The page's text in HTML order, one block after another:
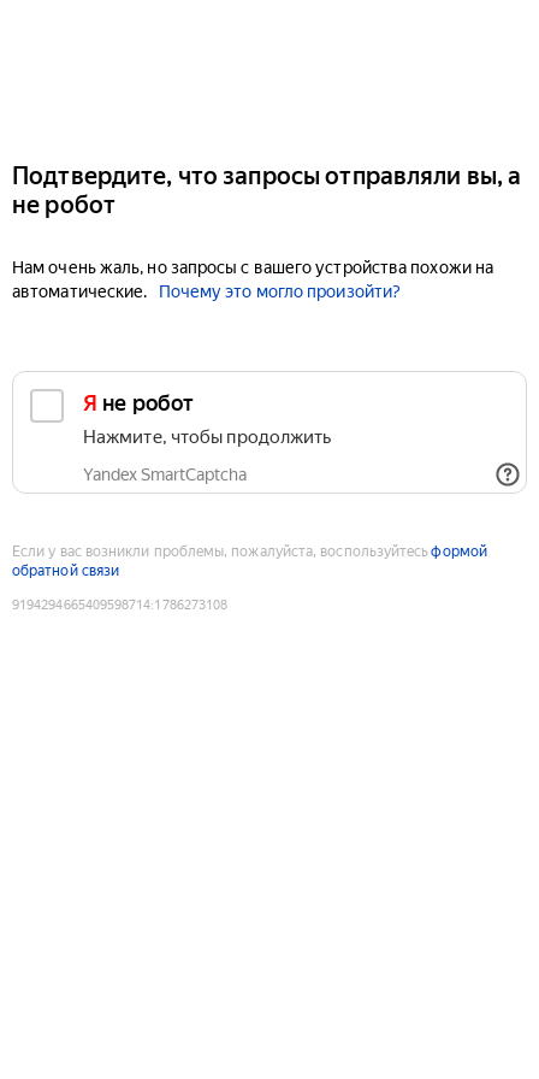
Подтвердите, что запросы отправляли вы, а
не робот
Нам очень жаль, но запросы с вашего устройства похожи на
автоматические.
Почему это могло произойти?
Я не робот
Нажмите, чтобы продолжить
Yandex SmartCaptcha
Если у вас возникли проблемы, пожалуйста, воспользуйтесьформой
обратной связи
9194294665409598714:1786273108